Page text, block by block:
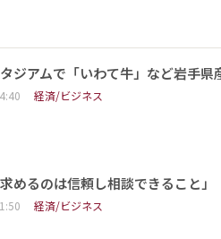
タジアムで「いわて牛」など岩手
経済/ビジネス
求めるのは信頼し相談できること
経済/ビジネス